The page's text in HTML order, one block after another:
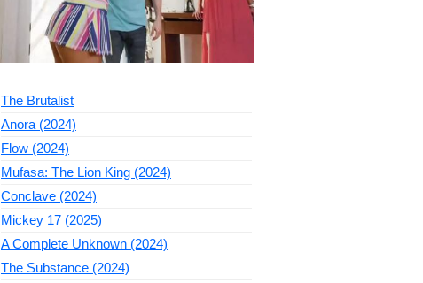
The Brutalist
Anora (2024)
Flow (2024)
Mufasa: The Lion King (2024)
Conclave (2024)
Mickey 17 (2025)
A Complete Unknown (2024)
The Substance (2024)